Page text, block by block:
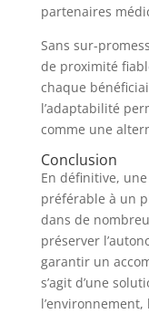
partenaires
Sans sur-
de proximité
chaque
l’adaptabilité
comme une
Conclusion
En définitive, une
préférable à un
dans de
préserver
garantir un
s’agit d’une